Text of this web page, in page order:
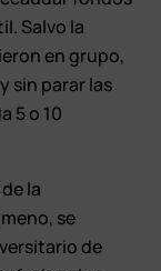
Salvo la
en grupo,
sin parar las
5 o 10
la
se
de